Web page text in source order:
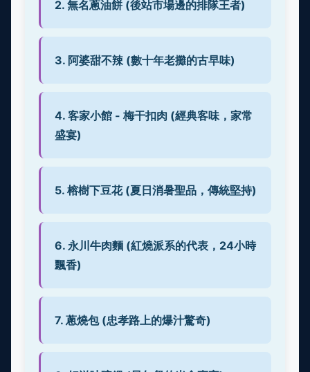
2. 無名蔥油餅 (後站市場邊的排隊王者)
3. 阿婆甜不辣 (數十年老攤的古早味)
4. 客家小館 - 梅干扣肉 (經典客味，家常
盛宴)
5. 榕樹下豆花 (夏日消暑聖品，傳統堅持)
6. 永川牛肉麵 (紅燒派系的代表，24小時
飄香)
7. 蔥燒包 (忠孝路上的爆汁驚奇)